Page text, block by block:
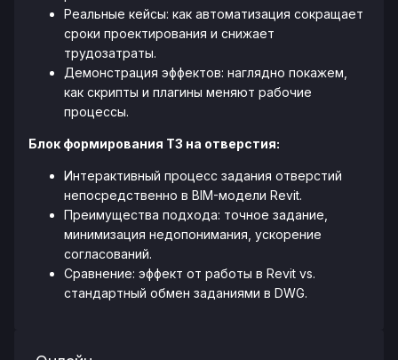
Реальные кейсы: как автоматизация сокращает
сроки проектирования и снижает
трудозатраты.
Демонстрация эффектов: наглядно покажем,
как скрипты и плагины меняют рабочие
процессы.
Блок формирования ТЗ на отверстия:
Интерактивный процесс задания отверстий
непосредственно в BIM-модели Revit.
Преимущества подхода: точное задание,
минимизация недопонимания, ускорение
согласований.
Сравнение: эффект от работы в Revit vs.
стандартный обмен заданиями в DWG.